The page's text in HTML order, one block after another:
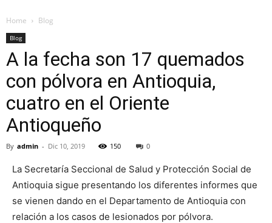
Home Blog
Blog
A la fecha son 17 quemados
con pólvora en Antioquia,
cuatro en el Oriente
Antioqueño
By admin - Dic 10, 2019 150 0
La Secretaría Seccional de Salud y Protección Social de
Antioquia sigue presentando los diferentes informes que
se vienen dando en el Departamento de Antioquia con
relación a los casos de lesionados por pólvora.